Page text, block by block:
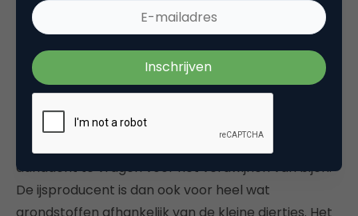
Het Amerikaanse ijsmerk Häagen-Dazs heeft de
prachtige websitehelpthehoneybees.com
aandacht te vragen voor het verdwijnen van bijen.
De ijsproducent is dan ook voor heel wat
grondstoffen afhankelijk van de kleine diertjes. Het